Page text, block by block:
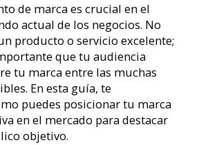
de marca es crucial en el
actual de los negocios. No
producto o servicio excelente;
que tu audiencia
tu marca entre las muchas
En esta guía, te
puedes posicionar tu marca
en el mercado para destacar
objetivo.